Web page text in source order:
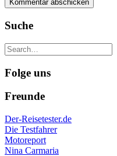
Suche
Folge uns
Freunde
Der-Reisetester.de
Die Testfahrer
Motoreport
Nina Carmaria